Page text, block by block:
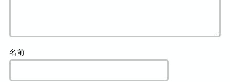
名前